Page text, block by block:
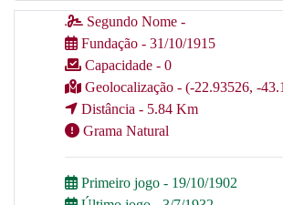
Segundo Nome -
Fundação - 31/10/1915
Capacidade - 0
Geolocalização - (-22.93526, -
Distância - 5.84 Km
Grama Natural
Primeiro jogo - 19/10/1902